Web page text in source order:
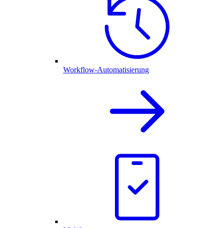
Workflow-Automatisierung